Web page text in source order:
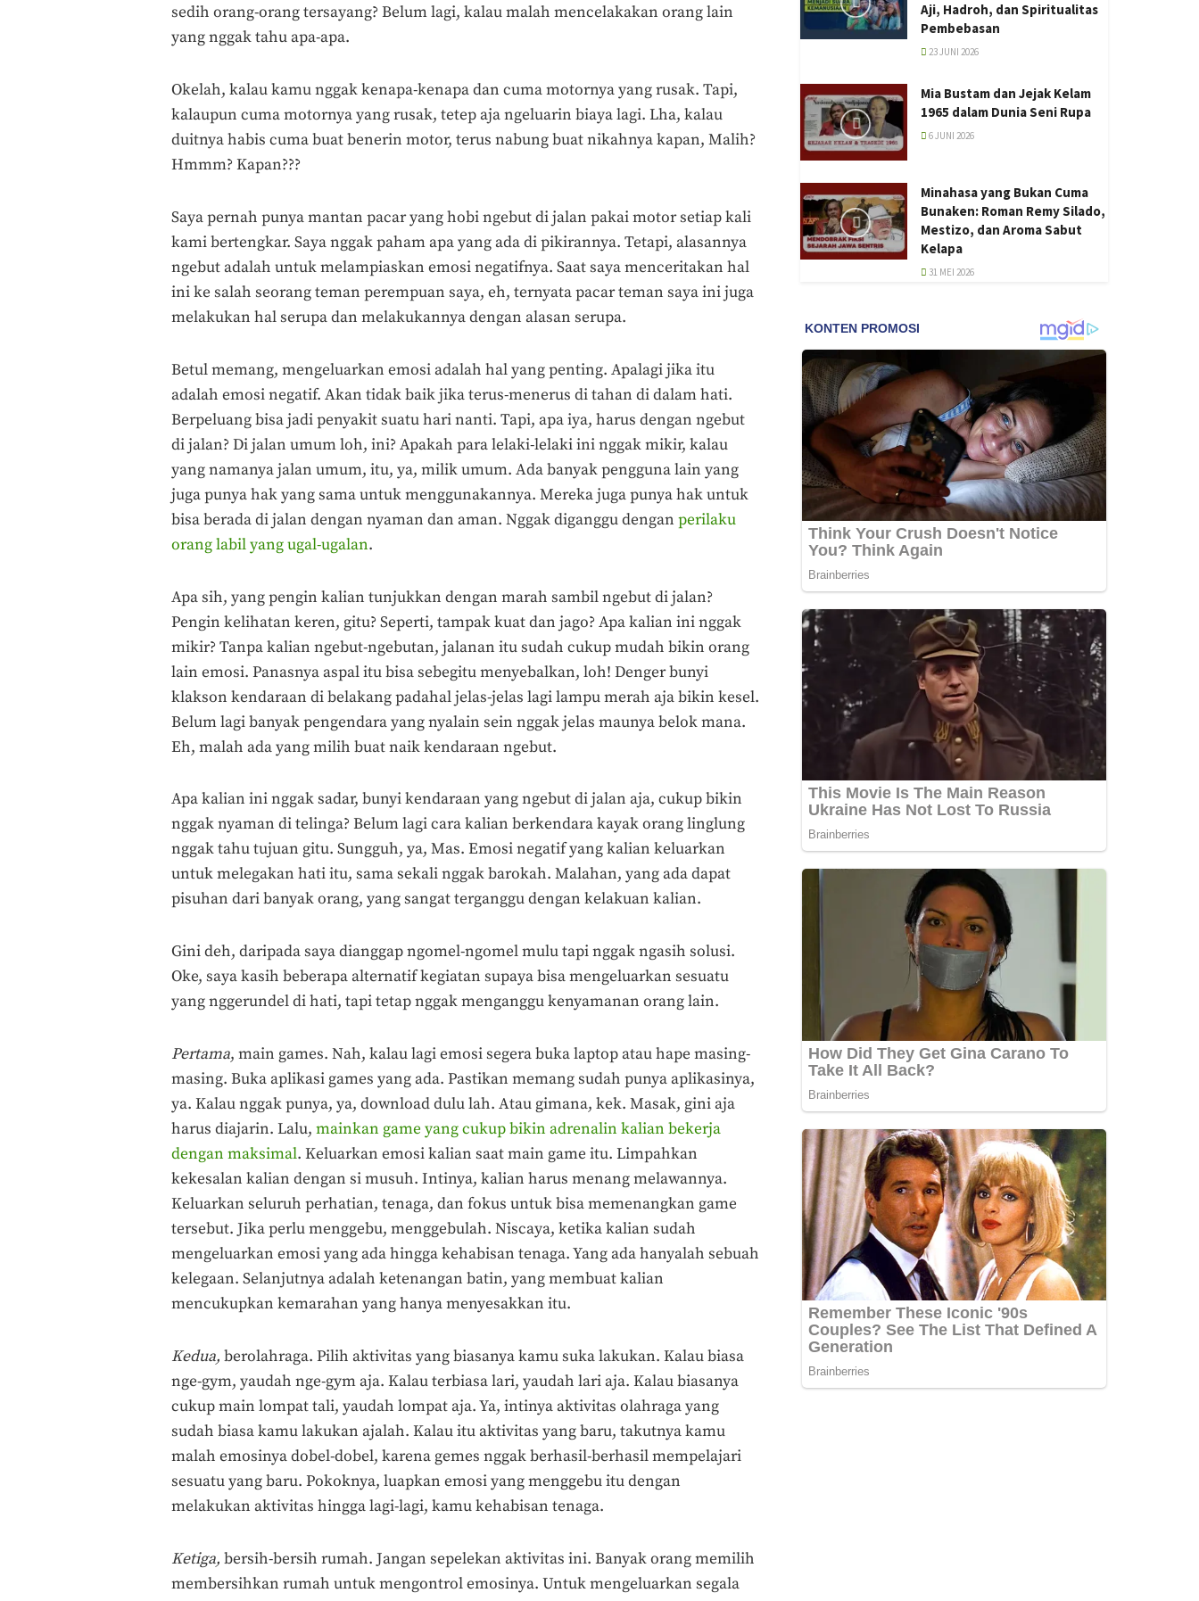
sedih orang-orang tersayang? Belum lagi, kalau malah mencelakakan orang lain
yang nggak tahu apa-apa.
Okelah, kalau kamu nggak kenapa-kenapa dan cuma motornya yang rusak. Tapi,
kalaupun cuma motornya yang rusak, tetep aja ngeluarin biaya lagi. Lha, kalau
duitnya habis cuma buat benerin motor, terus nabung buat nikahnya kapan, Malih?
Hmmm? Kapan???
Saya pernah punya mantan pacar yang hobi ngebut di jalan pakai motor setiap kali
kami bertengkar. Saya nggak paham apa yang ada di pikirannya. Tetapi, alasannya
ngebut adalah untuk melampiaskan emosi negatifnya. Saat saya menceritakan hal
ini ke salah seorang teman perempuan saya, eh, ternyata pacar teman saya ini juga
melakukan hal serupa dan melakukannya dengan alasan serupa.
Betul memang, mengeluarkan emosi adalah hal yang penting. Apalagi jika itu
adalah emosi negatif. Akan tidak baik jika terus-menerus di tahan di dalam hati.
Berpeluang bisa jadi penyakit suatu hari nanti. Tapi, apa iya, harus dengan ngebut
di jalan? Di jalan umum loh, ini? Apakah para lelaki-lelaki ini nggak mikir, kalau
yang namanya jalan umum, itu, ya, milik umum. Ada banyak pengguna lain yang
juga punya hak yang sama untuk menggunakannya. Mereka juga punya hak untuk
bisa berada di jalan dengan nyaman dan aman. Nggak diganggu dengan perilaku
orang labil yang ugal-ugalan.
Apa sih, yang pengin kalian tunjukkan dengan marah sambil ngebut di jalan?
Pengin kelihatan keren, gitu? Seperti, tampak kuat dan jago? Apa kalian ini nggak
mikir? Tanpa kalian ngebut-ngebutan, jalanan itu sudah cukup mudah bikin orang
lain emosi. Panasnya aspal itu bisa sebegitu menyebalkan, loh! Denger bunyi
klakson kendaraan di belakang padahal jelas-jelas lagi lampu merah aja bikin kesel.
Belum lagi banyak pengendara yang nyalain sein nggak jelas maunya belok mana.
Eh, malah ada yang milih buat naik kendaraan ngebut.
Apa kalian ini nggak sadar, bunyi kendaraan yang ngebut di jalan aja, cukup bikin
nggak nyaman di telinga? Belum lagi cara kalian berkendara kayak orang linglung
nggak tahu tujuan gitu. Sungguh, ya, Mas. Emosi negatif yang kalian keluarkan
untuk melegakan hati itu, sama sekali nggak barokah. Malahan, yang ada dapat
pisuhan dari banyak orang, yang sangat terganggu dengan kelakuan kalian.
Gini deh, daripada saya dianggap ngomel-ngomel mulu tapi nggak ngasih solusi.
Oke, saya kasih beberapa alternatif kegiatan supaya bisa mengeluarkan sesuatu
yang nggerundel di hati, tapi tetap nggak menganggu kenyamanan orang lain.
Pertama, main games. Nah, kalau lagi emosi segera buka laptop atau hape masing-
masing. Buka aplikasi games yang ada. Pastikan memang sudah punya aplikasinya,
ya. Kalau nggak punya, ya, download dulu lah. Atau gimana, kek. Masak, gini aja
harus diajarin. Lalu, mainkan game yang cukup bikin adrenalin kalian bekerja
dengan maksimal. Keluarkan emosi kalian saat main game itu. Limpahkan
kekesalan kalian dengan si musuh. Intinya, kalian harus menang melawannya.
Keluarkan seluruh perhatian, tenaga, dan fokus untuk bisa memenangkan game
tersebut. Jika perlu menggebu, menggebulah. Niscaya, ketika kalian sudah
mengeluarkan emosi yang ada hingga kehabisan tenaga. Yang ada hanyalah sebuah
kelegaan. Selanjutnya adalah ketenangan batin, yang membuat kalian
mencukupkan kemarahan yang hanya menyesakkan itu.
Kedua, berolahraga. Pilih aktivitas yang biasanya kamu suka lakukan. Kalau biasa
nge-gym, yaudah nge-gym aja. Kalau terbiasa lari, yaudah lari aja. Kalau biasanya
cukup main lompat tali, yaudah lompat aja. Ya, intinya aktivitas olahraga yang
sudah biasa kamu lakukan ajalah. Kalau itu aktivitas yang baru, takutnya kamu
malah emosinya dobel-dobel, karena gemes nggak berhasil-berhasil mempelajari
sesuatu yang baru. Pokoknya, luapkan emosi yang menggebu itu dengan
melakukan aktivitas hingga lagi-lagi, kamu kehabisan tenaga.
Ketiga, bersih-bersih rumah. Jangan sepelekan aktivitas ini. Banyak orang memilih
membersihkan rumah untuk mengontrol emosinya. Untuk mengeluarkan segala
Aji, Hadroh, dan Spiritualitas
Pembebasan
23 JUNI 2026
Mia Bustam dan Jejak Kelam
1965 dalam Dunia Seni Rupa
6 JUNI 2026
Minahasa yang Bukan Cuma
Bunaken: Roman Remy Silado,
Mestizo, dan Aroma Sabut
Kelapa
31 MEI 2026